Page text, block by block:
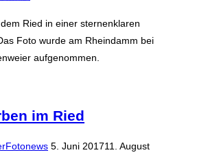
Ried in einer sternenklaren
Foto wurde am Rheindamm bei
aufgenommen.
im Ried
FotonewsVeröffentlicht
5. Juni 201711. August